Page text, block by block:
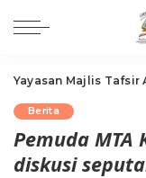
Yayasan Majlis Tafsir
Berita
Pemuda MTA
diskusi